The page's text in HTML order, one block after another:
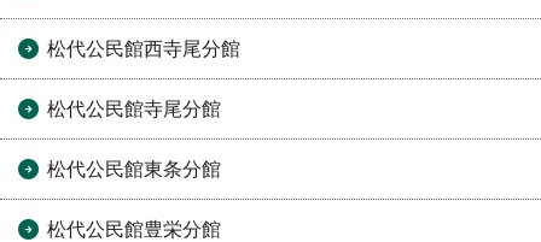
松代公民館西寺尾分館
松代公民館寺尾分館
松代公民館東条分館
松代公民館豊栄分館